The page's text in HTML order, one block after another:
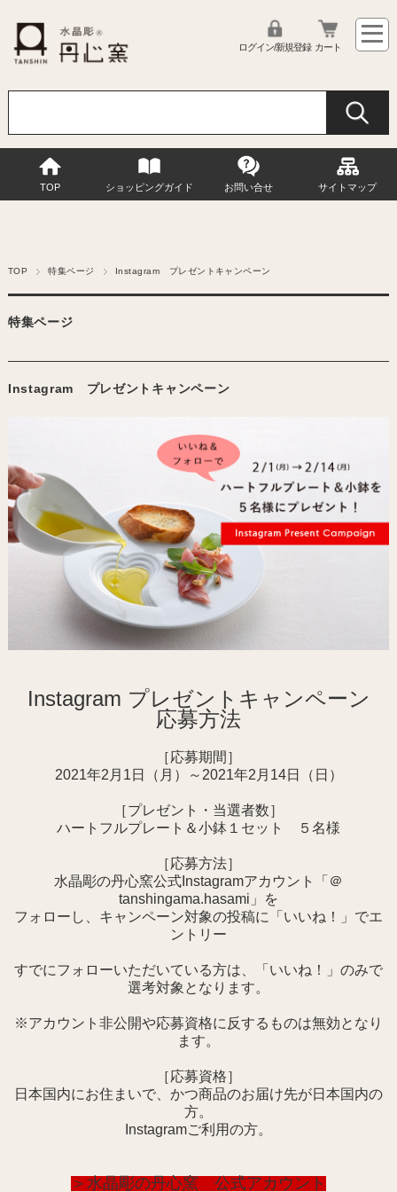
ログイン/新規登録 カート
TOP ショッピングガイド お問い合せ サイトマップ
TOP 特集ページ Instagram プレゼントキャンペーン
特集ページ
Instagram プレゼントキャンペーン
Instagram プレゼントキャンペーン
応募方法
［応募期間］
2021年2月1日（月）～2021年2月14日（日）
［プレゼント・当選者数］
ハートフルプレート＆小鉢１セット ５名様
［応募方法］
水晶彫の丹心窯公式Instagramアカウント「＠
tanshingama.hasami」を
フォローし、キャンペーン対象の投稿に「いいね！」でエ
ントリー
すでにフォローいただいている方は、「いいね！」のみで
選考対象となります。
※アカウント非公開や応募資格に反するものは無効となり
ます。
［応募資格］
日本国内にお住まいで、かつ商品のお届け先が日本国内の
方。
Instagramご利用の方。
＞水晶彫の丹心窯 公式アカウント